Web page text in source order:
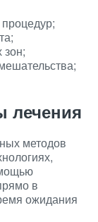
лечения
методов
в
ожидания